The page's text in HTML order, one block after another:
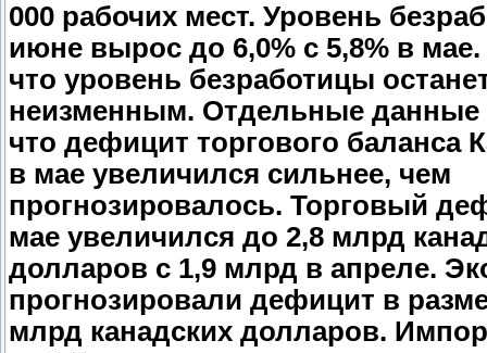
000 рабочих мест. Уровень
июне вырос до 6,0% с 5,8% в
что уровень безработицы
неизменным. Отдельные данные
что дефицит торгового баланса
в мае увеличился сильнее, чем
прогнозировалось. Торговый
мае увеличился до 2,8 млрд
долларов с 1,9 млрд в апреле.
прогнозировали дефицит в
млрд канадских долларов.